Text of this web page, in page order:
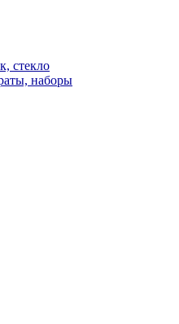
стекло
наборы